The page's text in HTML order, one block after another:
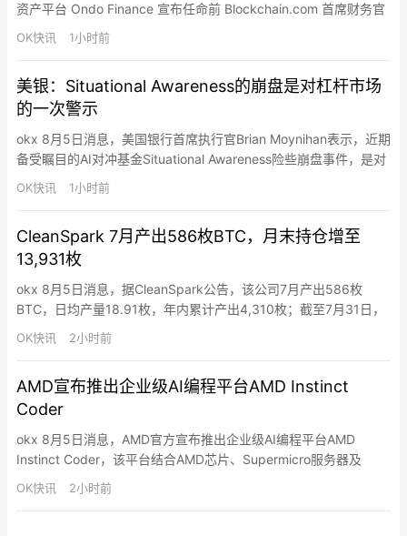
资产平台 Ondo Finance 宣布任命前 Blockchain.com 首席财务官
Adam Schlisman 为公司 CFO。Schlisman 此前担任全球宏观对冲
基金 Monashee Investment Management 的 CFO，更早前在
OK快讯 1小时前
美银：Situational Awareness的崩盘是对杠杆市场
的一次警示
okx 8月5日消息，美国银行首席执行官Brian Moynihan表示，近期
备受瞩目的AI对冲基金Situational Awareness险些崩盘事件，是对
目前由高估值和借贷资金驱动的金融市场的一记警告。上周，由
OpenAI前员工Leopold Aschenbrenner创建的该基金因AI投资押
OK快讯 1小时前
CleanSpark 7月产出586枚BTC，月末持仓增至
13,931枚
okx 8月5日消息，据CleanSpark公告，该公司7月产出586枚
BTC，日均产量18.91枚，年内累计产出4,310枚；截至7月31日，
其比特币持仓为13,931枚，其中4,070枚为与衍生品交易相关的抵
押品或应收款。运营方面，CleanSpark 7月运营算力为50 EH/s，
OK快讯 2小时前
AMD宣布推出企业级AI编程平台AMD Instinct
Coder
okx 8月5日消息，AMD官方宣布推出企业级AI编程平台AMD
Instinct Coder，该平台结合AMD芯片、Supermicro服务器及
Spectro Cloud软件，旨在帮助企业在本地部署AI编码助手，降低
云端AI模型使用成本并保护代码及数据安全。AMD表示，Instinct
OK快讯 2小时前